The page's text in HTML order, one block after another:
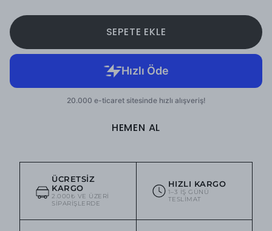
SEPETE EKLE
HEMEN AL
ÜCRETSIZ
KARGO
2.000₺ VE ÜZERI
SIPARIŞLERDE
HIZLI KARGO
1–3 IŞ GÜNÜ
TESLIMAT